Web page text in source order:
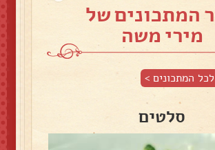
המתכונים של
מירי משה
לכל המתכונים >
סלטים